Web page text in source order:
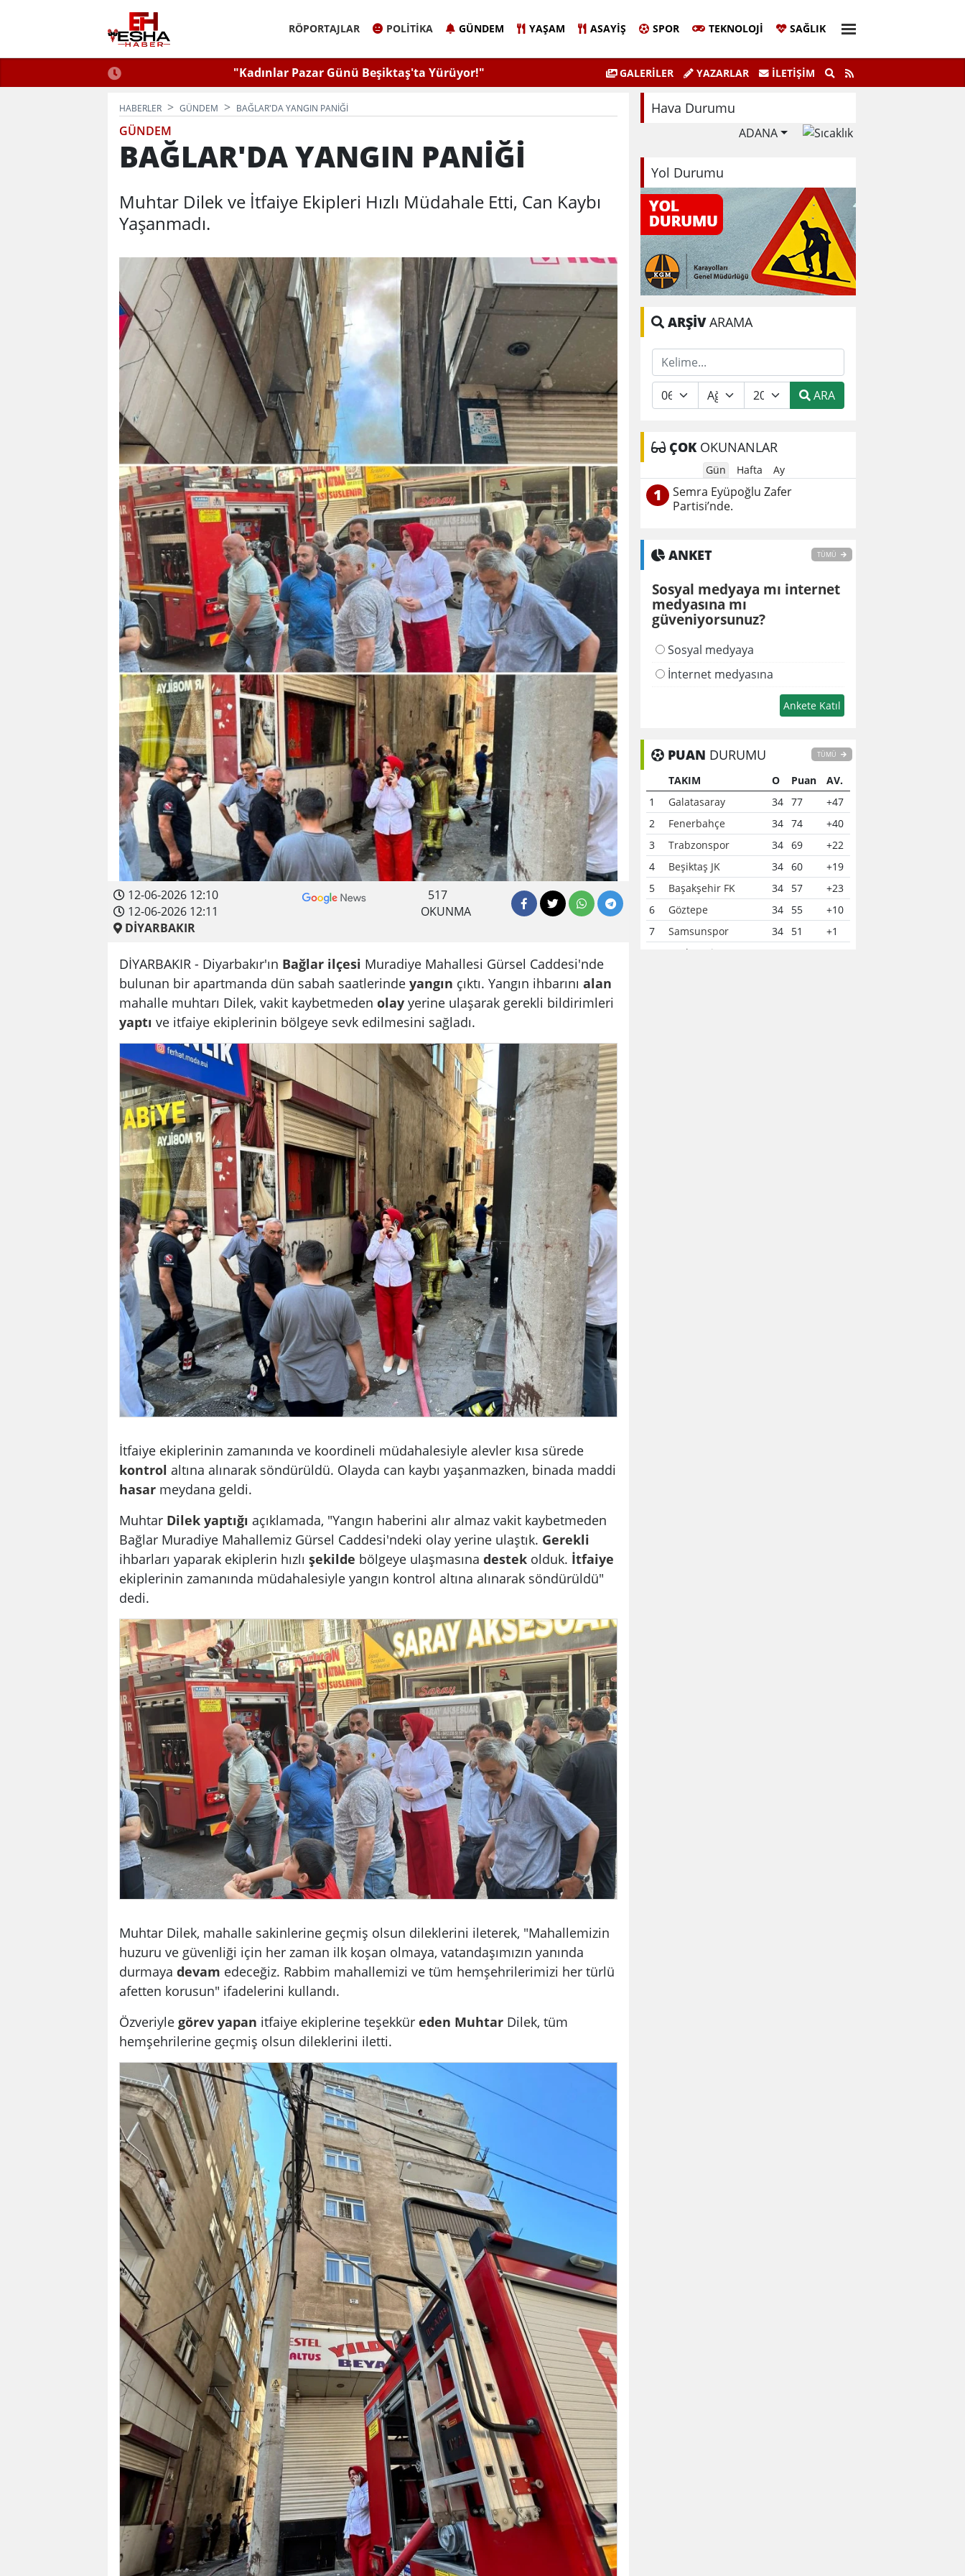
RÖPORTAJLAR POLITIKA GÜNDEM YAŞAM ASAYIŞ SPOR TEKNOLOJI SAĞLIK
Gerçekleştirildi. "Kadınlar Pazar Günü Beşiktaş'ta Yürüyor!" Belleği güncelledik Yönet Dijital Gençlik Merkezi Açıldı
GALERİLER YAZARLAR İLETIŞIM
HABERLER GÜNDEM BAĞLAR'DA YANGIN PANİĞİ
GÜNDEM
BAĞLAR'DA YANGIN PANİĞİ
Muhtar Dilek ve İtfaiye Ekipleri Hızlı Müdahale Etti, Can Kaybı
Yaşanmadı.
12-06-2026 12:10
12-06-2026 12:11
DİYARBAKIR
517
OKUNMA
DİYARBAKIR - Diyarbakır'ın Bağlar ilçesi Muradiye Mahallesi Gürsel Caddesi'nde
bulunan bir apartmanda dün sabah saatlerinde yangın çıktı. Yangın ihbarını alan
mahalle muhtarı Dilek, vakit kaybetmeden olay yerine ulaşarak gerekli bildirimleri
yaptı ve itfaiye ekiplerinin bölgeye sevk edilmesini sağladı.
İtfaiye ekiplerinin zamanında ve koordineli müdahalesiyle alevler kısa sürede
kontrol altına alınarak söndürüldü. Olayda can kaybı yaşanmazken, binada maddi
hasar meydana geldi.
Muhtar Dilek yaptığı açıklamada, "Yangın haberini alır almaz vakit kaybetmeden
Bağlar Muradiye Mahallemiz Gürsel Caddesi'ndeki olay yerine ulaştık. Gerekli
ihbarları yaparak ekiplerin hızlı şekilde bölgeye ulaşmasına destek olduk. İtfaiye
ekiplerinin zamanında müdahalesiyle yangın kontrol altına alınarak söndürüldü"
dedi.
Muhtar Dilek, mahalle sakinlerine geçmiş olsun dileklerini ileterek, "Mahallemizin
huzuru ve güvenliği için her zaman ilk koşan olmaya, vatandaşımızın yanında
durmaya devam edeceğiz. Rabbim mahallemizi ve tüm hemşehrilerimizi her türlü
afetten korusun" ifadelerini kullandı.
Özveriyle görev yapan itfaiye ekiplerine teşekkür eden Muhtar Dilek, tüm
hemşehrilerine geçmiş olsun dileklerini iletti.
Hava Durumu
ADANA
Yol Durumu
ARŞİVARAMA
ARA
ÇOKOKUNANLAR
Gün Hafta Ay
1
Semra Eyüpoğlu Zafer
Partisi’nde.
ANKET TÜMÜ
Sosyal medyaya mı internet
medyasına mı
güveniyorsunuz?
Sosyal medyaya
İnternet medyasına
PUAN DURUMU TÜMÜ
TAKIM O Puan
AV.
1
Galatasaray 34 77
+47
2
Fenerbahçe 34 74
+40
3
Trabzonspor 34 69
+22
4
Beşiktaş JK 34 60
+19
5
Başakşehir FK 34 57
+23
6
Göztepe 34 55
+10
7
Samsunspor 34 51
+1
Çaykur Rizespor